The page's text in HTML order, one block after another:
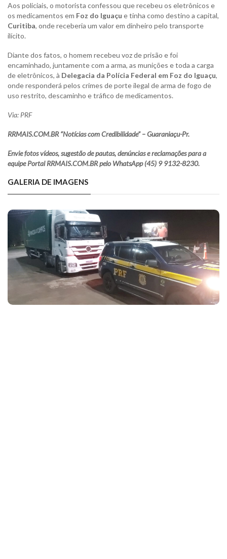
Aos policiais, o motorista confessou que recebeu os eletrônicos e
os medicamentos em Foz do Iguaçu e tinha como destino a capital,
Curitiba, onde receberia um valor em dinheiro pelo transporte
ilícito.
Diante dos fatos, o homem recebeu voz de prisão e foi
encaminhado, juntamente com a arma, as munições e toda a carga
de eletrônicos, à Delegacia da Polícia Federal em Foz do Iguaçu,
onde responderá pelos crimes de porte ilegal de arma de fogo de
uso restrito, descaminho e tráfico de medicamentos.
Via: PRF
RRMAIS.COM.BR “Notícias com Credibilidade” – Guaraniaçu-Pr.
Envie fotos vídeos, sugestão de pautas, denúncias e reclamações para a
equipe Portal RRMAIS.COM.BR pelo WhatsApp (45) 9 9132-8230.
GALERIA DE IMAGENS